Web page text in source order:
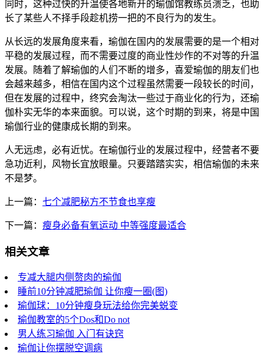
同时，这种过快的升温使各地新开的瑜伽馆教练员溃乏，也助
长了某些人不择手段趁机捞一把的不良行为的发生。
从长远的发展角度来看，瑜伽在国内的发展需要的是一个相对
平稳的发展过程，而不需要过度的商业性炒作的不对等的升温
发展。随着了解瑜伽的人们不断的增多，喜爱瑜伽的朋友们也
会越来越多，相信在国内这个过程虽然需要一段较长的时间，
但在发展的过程中，终究会淘汰一些过于商业化的行为，还瑜
伽朴实无华的本来面貌。可以说，这个时期的到来，将是中国
瑜伽行业的健康成长期的到来。
人无远虑，必有近忧。在瑜伽行业的发展过程中，经营者不要
急功近利，风物长宜放眼量。只要踏踏实实，相信瑜伽的未来
不是梦。
上一篇： 七个减肥秘方不节食也享瘦
下一篇： 瘦身必备有氧运动 中等强度最适合
相关文章
专减大腿内侧赘肉的瑜伽
睡前10分钟减肥瑜伽 让你瘦一圈(图)
瑜伽球：10分钟瘦身玩法给你完美蜕变
瑜伽教室的5个Dos和Do not
男人练习瑜伽 入门有诀窍
瑜伽让你摆脱空调病